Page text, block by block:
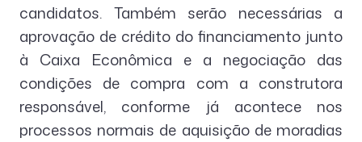
candidatos. Também serão necessárias a
aprovação de crédito do financiamento junto
à Caixa Econômica e a negociação das
condições de compra com a construtora
responsável, conforme já acontece nos
processos normais de aquisição de moradias